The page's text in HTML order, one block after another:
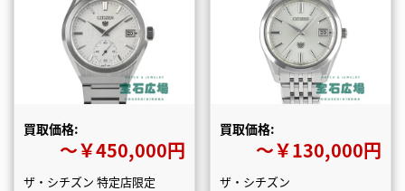
買取価格:
〜￥450,000円
ザ・シチズン 特定店限定
買取価格:
〜￥130,000円
ザ・シチズン